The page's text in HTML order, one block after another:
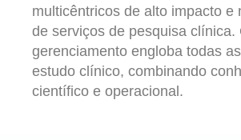
multicêntricos de alto impacto e
de serviços de pesquisa clínica.
gerenciamento engloba todas
estudo clínico, combinando
científico e operacional.